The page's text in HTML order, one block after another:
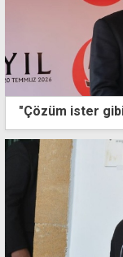
"Çözüm ister